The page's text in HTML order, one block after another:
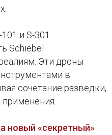
и S-301
Schiebel
Эти дроны
в
сочетание разведки,
новый «секретный»